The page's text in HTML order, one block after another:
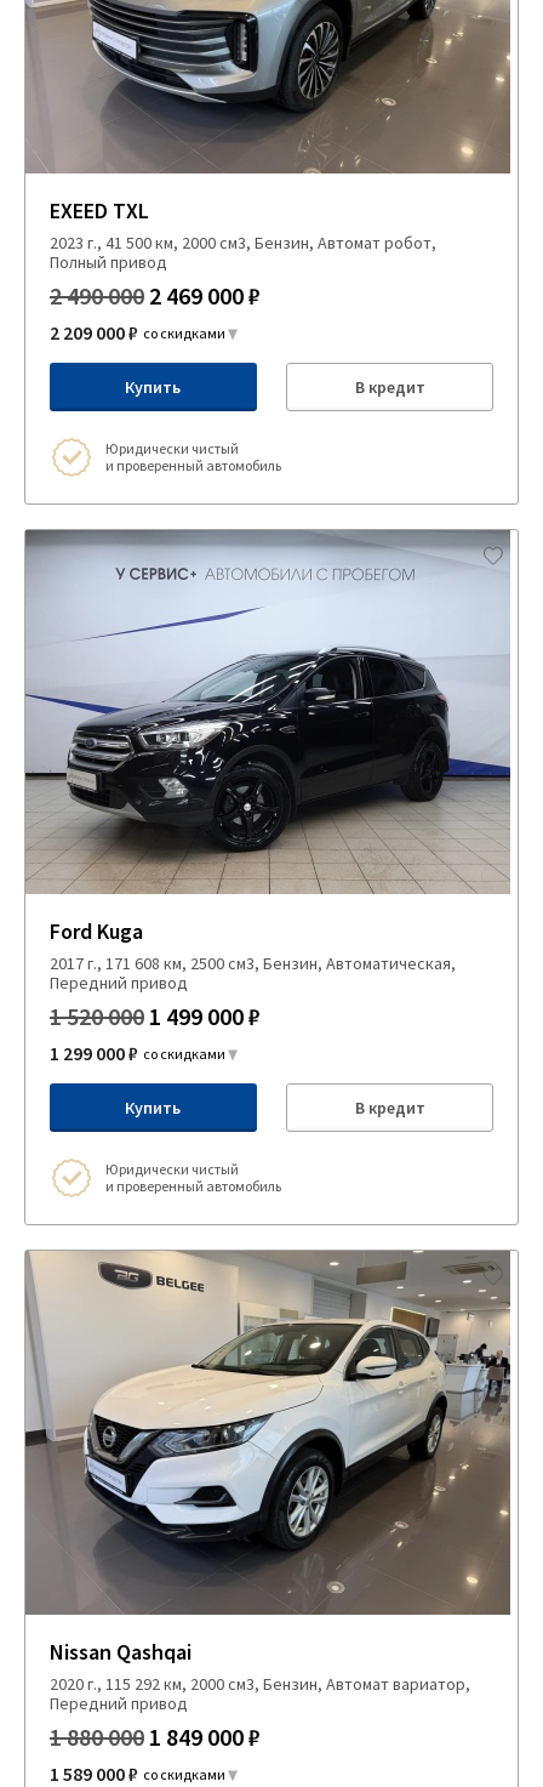
EXEED TXL
2023 г., 41 500 км, 2000 см3, Бензин, Автомат робот,
Полный привод
2 490 000 2 469 000 ₽
2 209 000 ₽ со скидками
Купить В кредит
Юридически чистый
и проверенный автомобиль
Ford Kuga
2017 г., 171 608 км, 2500 см3, Бензин, Автоматическая,
Передний привод
1 520 000 1 499 000 ₽
1 299 000 ₽ со скидками
Купить В кредит
Юридически чистый
и проверенный автомобиль
Nissan Qashqai
2020 г., 115 292 км, 2000 см3, Бензин, Автомат вариатор,
Передний привод
1 880 000 1 849 000 ₽
1 589 000 ₽ со скидками